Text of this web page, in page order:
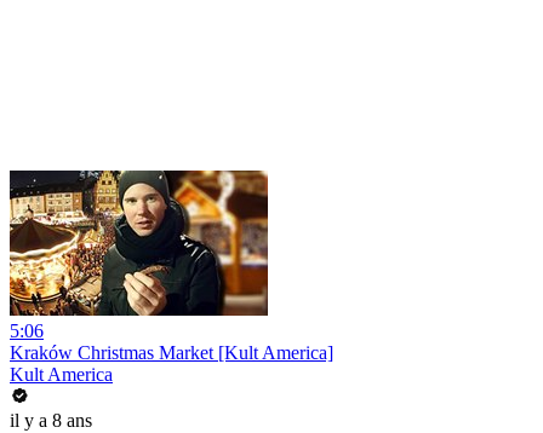
5:06
Kraków Christmas Market [Kult America]
Kult America
il y a 8 ans